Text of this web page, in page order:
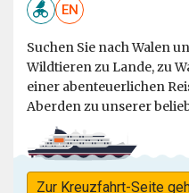
EN
Suchen Sie nach Walen
Wildtieren zu Lande, zu
einer abenteuerlichen
Aberden zu unserer
Zur Kreuzfahrt-Seite